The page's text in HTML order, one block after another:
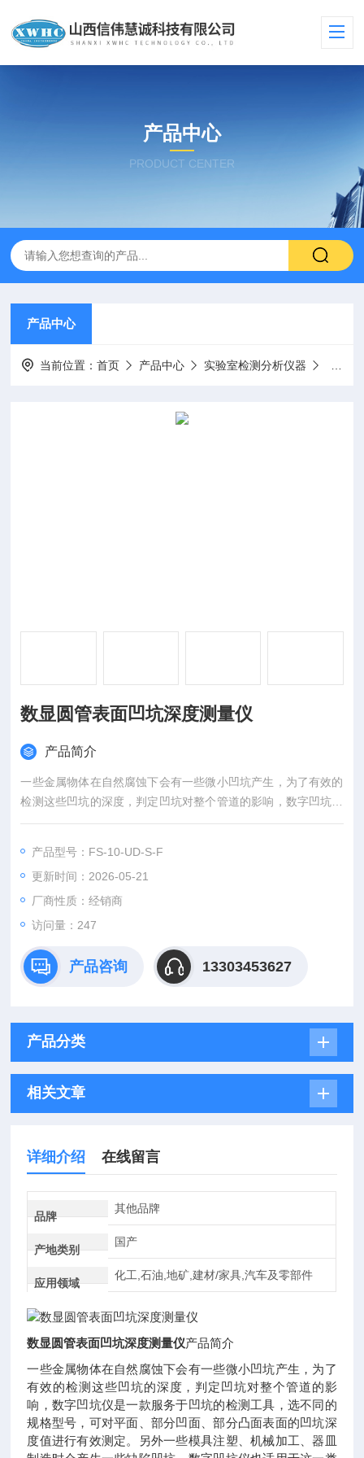
产品中心
PRODUCT CENTER
产品中心
当前位置：首页 产品中心 实验室检测分析仪器
数显圆管表面凹坑深度测量仪
产品简介
一些金属物体在自然腐蚀下会有一些微小凹坑产生，为了有效的
检测这些凹坑的深度，判定凹坑对整个管道的影响，数字凹坑仪
是一款服务于凹坑的检测工具，选不同的规格型号，可对平面、
模具注塑、机械加工、器皿制造时会产生一些缺陷凹坑，数字凹
坑仪也适用于这一类凹坑的检测。FS-10-UD-S数显圆管表面凹
坑深度测量仪主要用于管道出现磨损、腐蚀，造成管壁局部减薄
产品型号：FS-10-UD-S-F
更新时间：2026-05-21
厂商性质：经销商
访问量：247
产品咨询 13303453627
产品分类
相关文章
详细介绍 在线留言
品牌
其他品牌
产地类别
国产
应用领域
化工,石油,地矿,建材/家具,汽车及零部件
数显圆管表面凹坑深度测量仪产品简介
一些金属物体在自然腐蚀下会有一些微小凹坑产生，为了
有效的检测这些凹坑的深度，判定凹坑对整个管道的影
响，数字凹坑仪是一款服务于凹坑的检测工具，选不同的
规格型号，可对平面、部分凹面、部分凸面表面的凹坑深
度值进行有效测定。另外一些模具注塑、机械加工、器皿